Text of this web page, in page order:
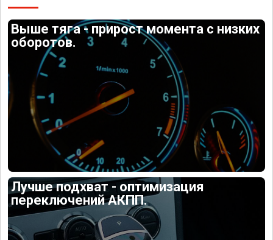
Выше тяга - прирост момента с низких
оборотов.
Лучше подхват - оптимизация
переключений АКПП.